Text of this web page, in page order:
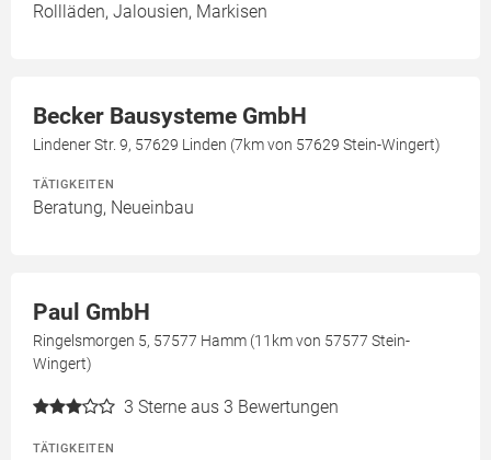
Rollläden, Jalousien, Markisen
Becker Bausysteme GmbH
Lindener Str. 9, 57629 Linden (7km von 57629 Stein-Wingert)
TÄTIGKEITEN
Beratung, Neueinbau
Paul GmbH
Ringelsmorgen 5, 57577 Hamm (11km von 57577 Stein-
Wingert)
3 Sterne aus 3 Bewertungen
TÄTIGKEITEN